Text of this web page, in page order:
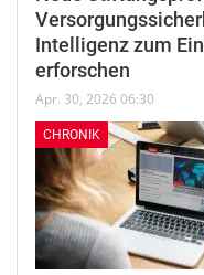
Intelligenz zum
erforschen
Apr. 30, 2026 06:30
CHRONIK